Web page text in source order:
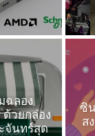
ฉลอง
วยกล่อง
จันทร์สุด
ซิ
ส